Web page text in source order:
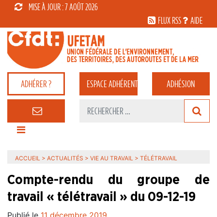
MISE À JOUR : 7 AOÛT 2026
FLUX RSS
AIDE
ADHÉRER ? ESPACEADHÉRENT ADHÉSION
ACCUEIL > ACTUALITÉS > VIE AU TRAVAIL > TÉLÉTRAVAIL
Compte-rendu du groupe de
travail « télétravail » du 09-12-19